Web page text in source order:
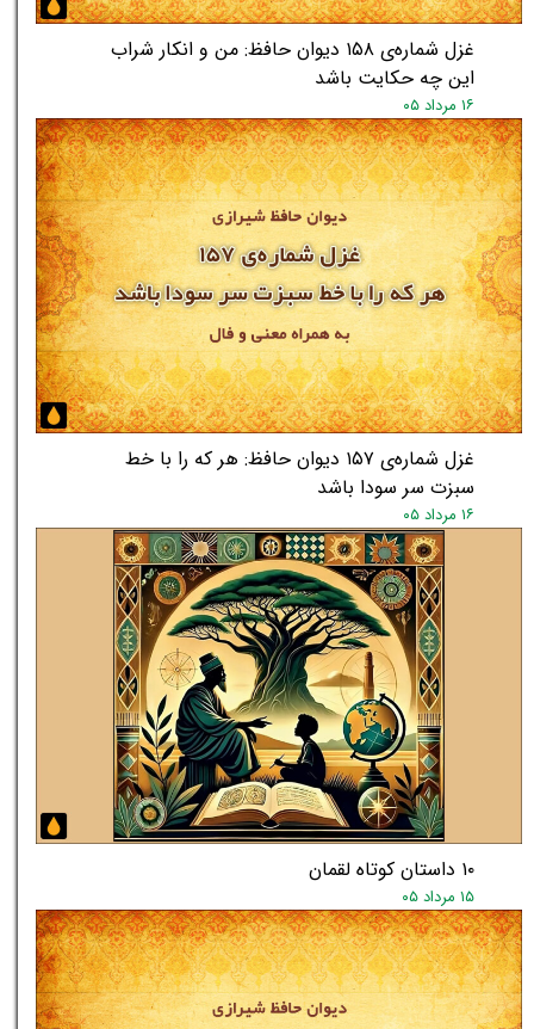
★★
غزل شماره‌ی ۱۵۸ دیوان حافظ: من و انکار شراب
این چه حکایت باشد
۱۶ مرداد ۰۵
غزل شماره‌ی ۱۵۷ دیوان حافظ: هر که را با خط
سبزت سر سودا باشد
۱۶ مرداد ۰۵
۱۰ داستان کوتاه لقمان
۱۵ مرداد ۰۵